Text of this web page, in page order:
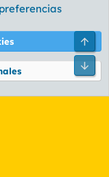
privacidad Ayuda
Ltd.
Pie